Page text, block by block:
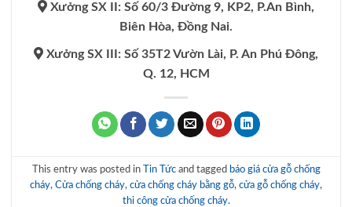
Xưởng SX II: Số 60/3 Đường 9, KP2, P.An Bình,
Biên Hòa, Đồng Nai.
Xưởng SX III: Số 35T2 Vườn Lài, P. An Phú Đông,
Q. 12, HCM
This entry was posted in Tin Tứcand tagged báo giá cửa gỗ chống
cháy, Cửa chống cháy, cửa chống cháy bằng gỗ, cửa gỗ chống cháy,
thi công cửa chống cháy.